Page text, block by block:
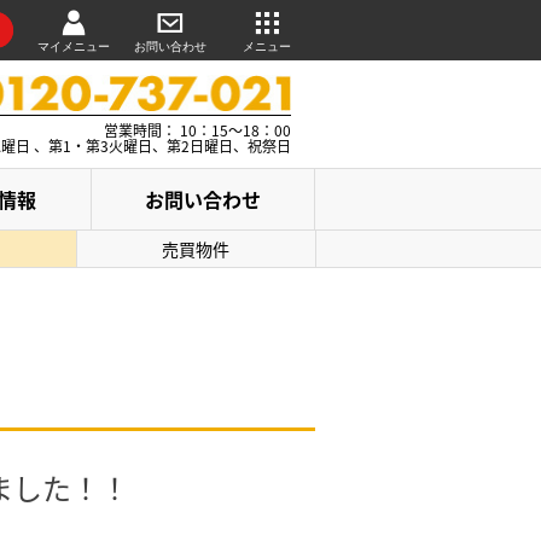
マイメニュー お問い合わせ メニュー
営業時間： 10：15～18：00
日 、第1・第3火曜日、第2日曜日、祝祭日
報 お問い合わせ
売買物件
た！！